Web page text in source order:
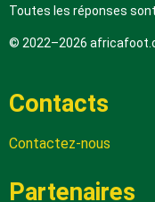
Toutes les réponses
© 2022–2026
Contacts
Contactez-nous
Partenaires